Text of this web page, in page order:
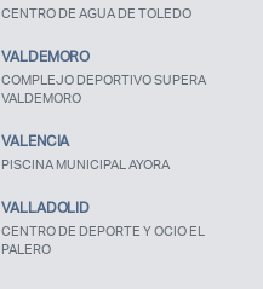
CENTRO DE AGUA DE TOLEDO
VALDEMORO
COMPLEJO DEPORTIVO SUPERA
VALDEMORO
VALENCIA
PISCINA MUNICIPAL AYORA
VALLADOLID
CENTRO DE DEPORTE Y OCIO EL
PALERO